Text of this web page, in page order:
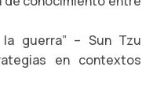
guerra” – Sun Tzu
en contextos